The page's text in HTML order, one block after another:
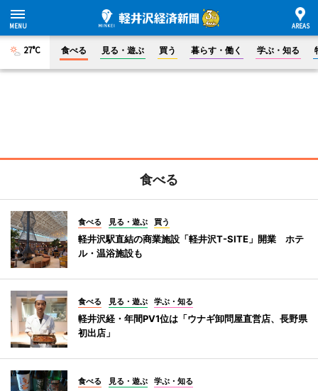
27°C 食べる 見る・遊ぶ 買う 暮らす・働く 学ぶ・知る
食べる
食べる 見る・遊ぶ 買う
軽井沢駅直結の商業施設「軽井沢T-SITE」開業 ホテ
ル・温浴施設も
食べる 見る・遊ぶ 学ぶ・知る
軽井沢経・年間PV1位は「ウナギ卸問屋直営店、長野県
初出店」
食べる 見る・遊ぶ 学ぶ・知る